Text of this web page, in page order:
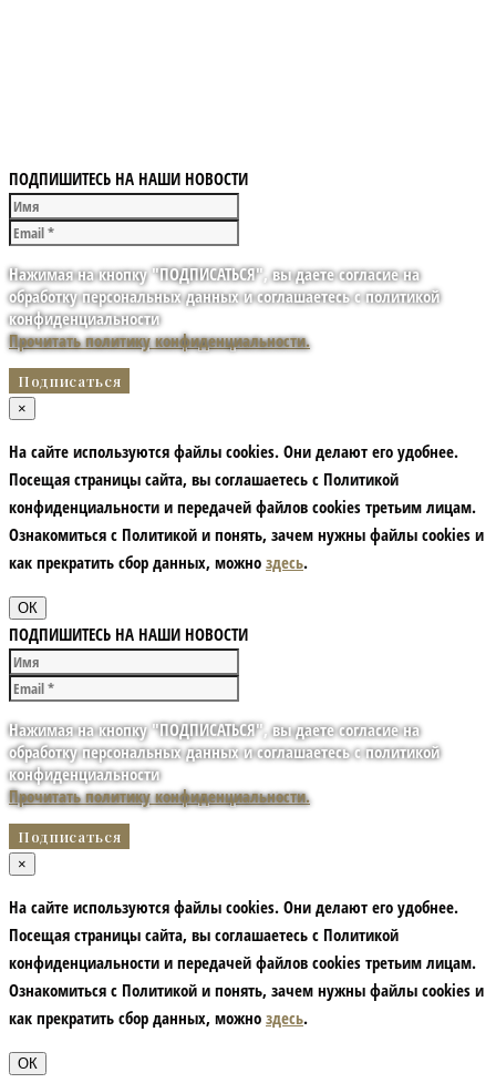
ПОДПИШИТЕСЬ НА НАШИ НОВОСТИ
Нажимая на кнопку "ПОДПИСАТЬСЯ", вы даете согласие на
обработку персональных данных и соглашаетесь с политикой
конфиденциальности
Прочитать политику конфиденциальности.
×
На сайте используются файлы cookies. Они делают его удобнее.
Посещая страницы сайта, вы соглашаетесь с Политикой
конфиденциальности и передачей файлов cookies третьим лицам.
Ознакомиться с Политикой и понять, зачем нужны файлы сookies и
как прекратить сбор данных, можно здесь.
ОК
ПОДПИШИТЕСЬ НА НАШИ НОВОСТИ
Нажимая на кнопку "ПОДПИСАТЬСЯ", вы даете согласие на
обработку персональных данных и соглашаетесь с политикой
конфиденциальности
Прочитать политику конфиденциальности.
×
На сайте используются файлы cookies. Они делают его удобнее.
Посещая страницы сайта, вы соглашаетесь с Политикой
конфиденциальности и передачей файлов cookies третьим лицам.
Ознакомиться с Политикой и понять, зачем нужны файлы сookies и
как прекратить сбор данных, можно здесь.
ОК